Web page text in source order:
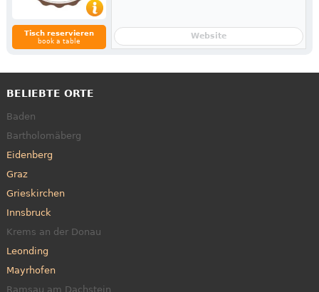
Tisch reservieren
book a table
Website
BELIEBTE ORTE
Baden
Bartholomäberg
Eidenberg
Graz
Grieskirchen
Innsbruck
Krems an der Donau
Leonding
Mayrhofen
Ramsau am Dachstein